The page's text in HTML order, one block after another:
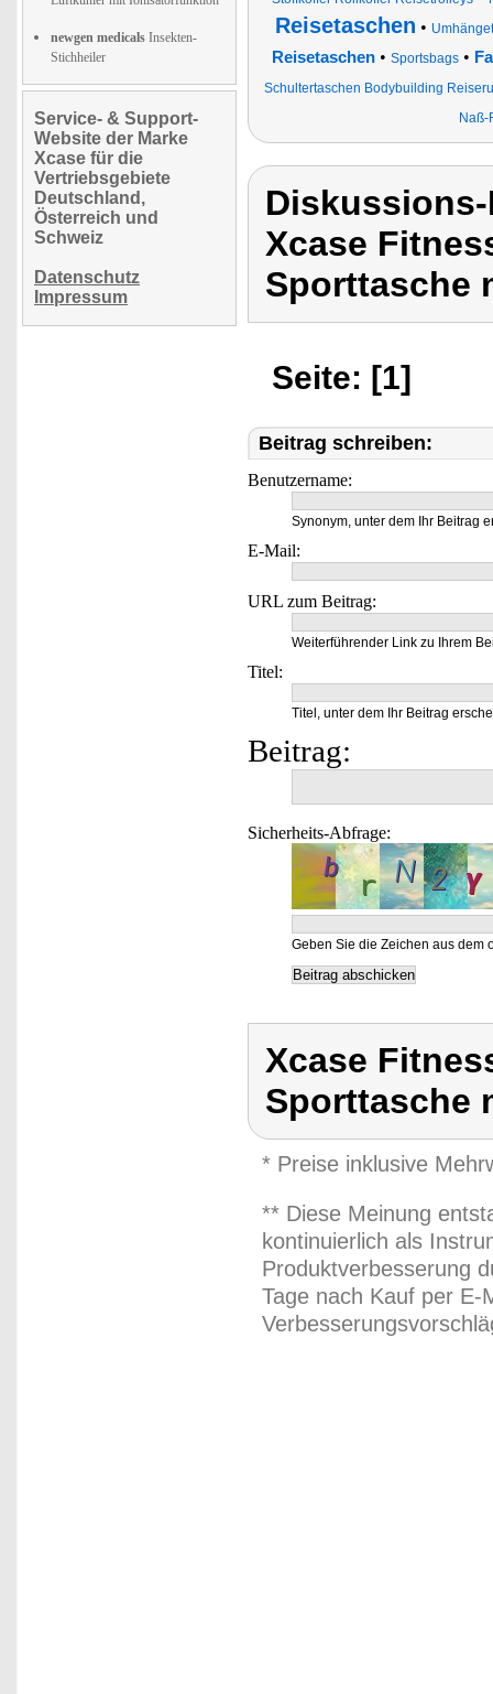
newgen medicals Insekten-
Stichheiler
Service- & Support-
Website der Marke
Xcase für die
Vertriebsgebiete
Deutschland,
Österreich und
Schweiz
Datenschutz
Impressum
Reisetaschen •
Reisetaschen • Sportsbags •
Schultertaschen Bodybuilding
Naß-
Xcase
Sporttasche
Seite: [1]
Beitrag schreiben:
Benutzername:
Synonym, unter dem Ihr Beitrag
E-Mail:
URL zum Beitrag:
Weiterführender Link zu Ihrem
Titel:
Titel, unter dem Ihr Beitrag
Beitrag:
Sicherheits-Abfrage:
Geben Sie die Zeichen aus dem
Xcase
Sporttasche
* Preise inklusive
** Diese Meinung
kontinuierlich als
Produktverbesserung
Tage nach Kauf per E-